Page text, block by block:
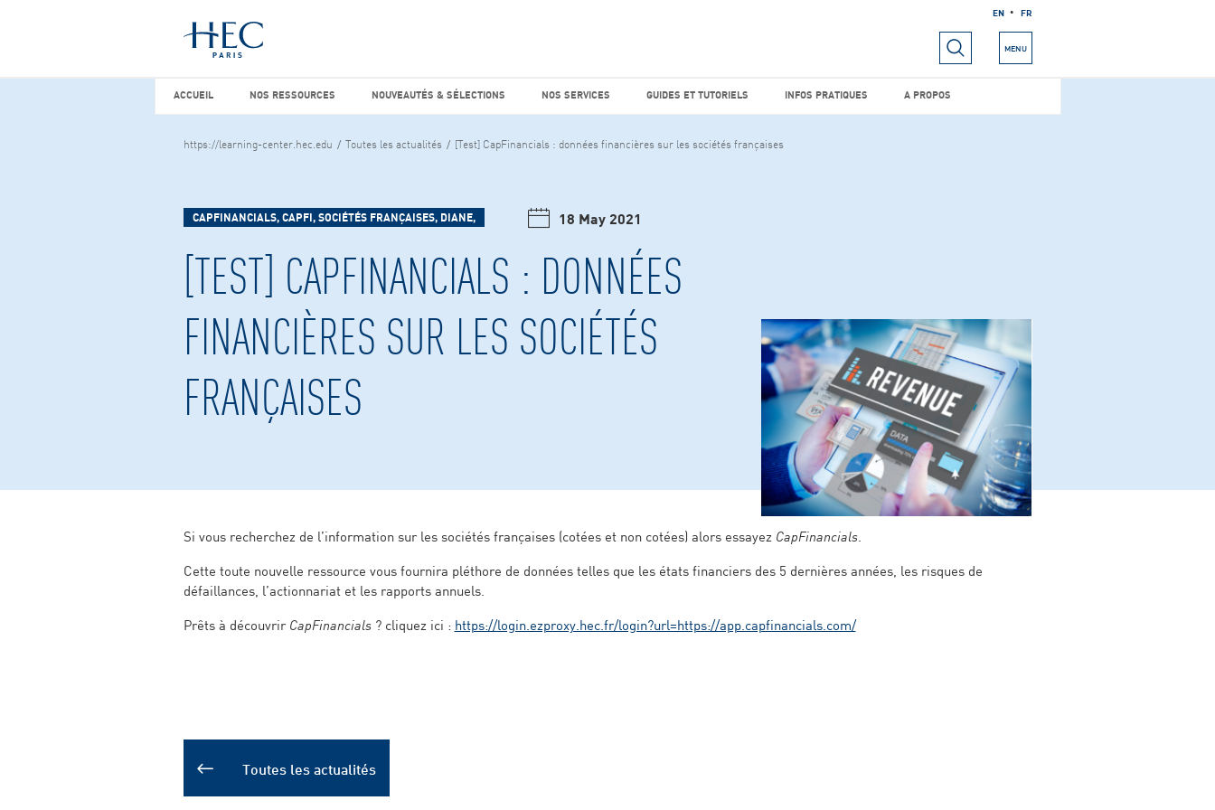
EN FR
MENU
Vous cherchez peut-être
NOS RESSOURCES INFOS PRATIQUES
ACCUEIL NOS RESSOURCES NOUVEAUTÉS & SÉLECTIONS NOS SERVICES GUIDES ET TUTORIELS INFOS PRATIQUES A PROPOS
https://learning-center.hec.edu Toutes les actualités [Test] CapFinancials : données financières sur les sociétés françaises
CAPFINANCIALS, CAPFI, SOCIÉTÉS FRANÇAISES, DIANE, 18 May 2021
[TEST] CAPFINANCIALS : DONNÉES
FINANCIÈRES SUR LES SOCIÉTÉS
FRANÇAISES
Si vous recherchez de l’information sur les sociétés françaises (cotées et non cotées) alors essayez CapFinancials.
Cette toute nouvelle ressource vous fournira pléthore de données telles que les états financiers des 5 dernières années, les risques de
défaillances, l’actionnariat et les rapports annuels.
Prêts à découvrir CapFinancials? cliquez ici : https://login.ezproxy.hec.fr/login?url=https://app.capfinancials.com/
Toutes les actualités